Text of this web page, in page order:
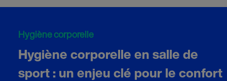
Hygiène corporelle
Hygiène corporelle en salle de
sport : un enjeu clé pour le confort